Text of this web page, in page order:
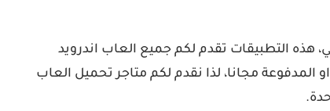
هذه التطبيقات تقدم لكم جميع العاب اندرويد
مجانا، لذا نقدم لكم متاجر تحميل العاب